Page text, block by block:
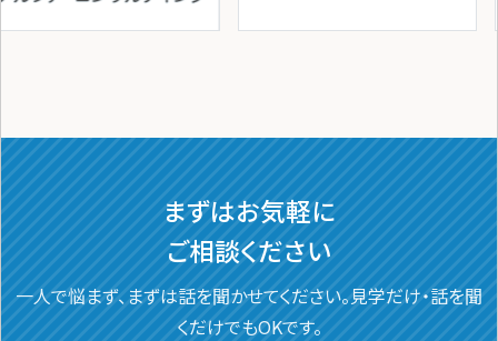
まずはお気軽に
ご相談ください
一人で悩まず、まずは話を聞かせてください。見学だけ・話を聞
くだけでもOKです。